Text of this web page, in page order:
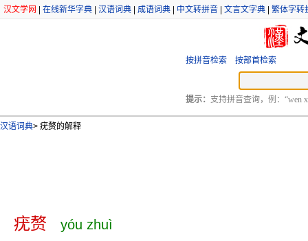
汉文学网 在线新华字典 汉语词典 成语词典 中文转拼音 文言文字典 繁体字转
按拼音检索 按部首检索
提示： 支持拼音查询，例：“wen
汉语词典> 疣赘的解释
疣赘 yóu zhuì